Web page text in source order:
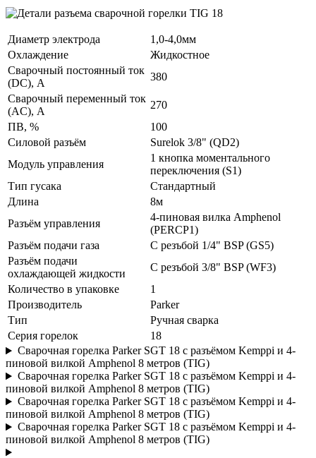
Диаметр электрода
1,0-4,0мм
Охлаждение
Жидкостное
Сварочный постоянный ток
(DC), A
380
Сварочный переменный ток
(AC), A
270
ПВ, %
100
Силовой разъём
Surelok 3/8" (QD2)
Модуль управления
1 кнопка моментального
переключения (S1)
Тип гусака
Стандартный
Длина
8м
Разъём управления
4-пиновая вилка Amphenol
(PERCP1)
Разъём подачи газа
С резъбой 1/4" BSP (GS5)
Разъём подачи
охлаждающей жидкости
С резъбой 3/8" BSP (WF3)
Количество в упаковке
1
Производитель
Parker
Тип
Ручная сварка
Серия горелок
18
Сварочная горелка Parker SGT 18 с разъёмом Kemppi и 4-
пиновой вилкой Amphenol 8 метров (TIG)
Сварочная горелка Parker SGT 18 с разъёмом Kemppi и 4-
пиновой вилкой Amphenol 8 метров (TIG)
Сварочная горелка Parker SGT 18 с разъёмом Kemppi и 4-
пиновой вилкой Amphenol 8 метров (TIG)
Сварочная горелка Parker SGT 18 с разъёмом Kemppi и 4-
пиновой вилкой Amphenol 8 метров (TIG)